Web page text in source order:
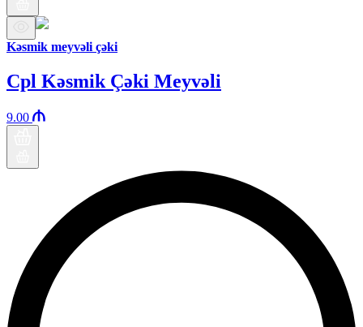
Kəsmik meyvəli çəki
Cpl Kəsmik Çəki Meyvəli
9.00